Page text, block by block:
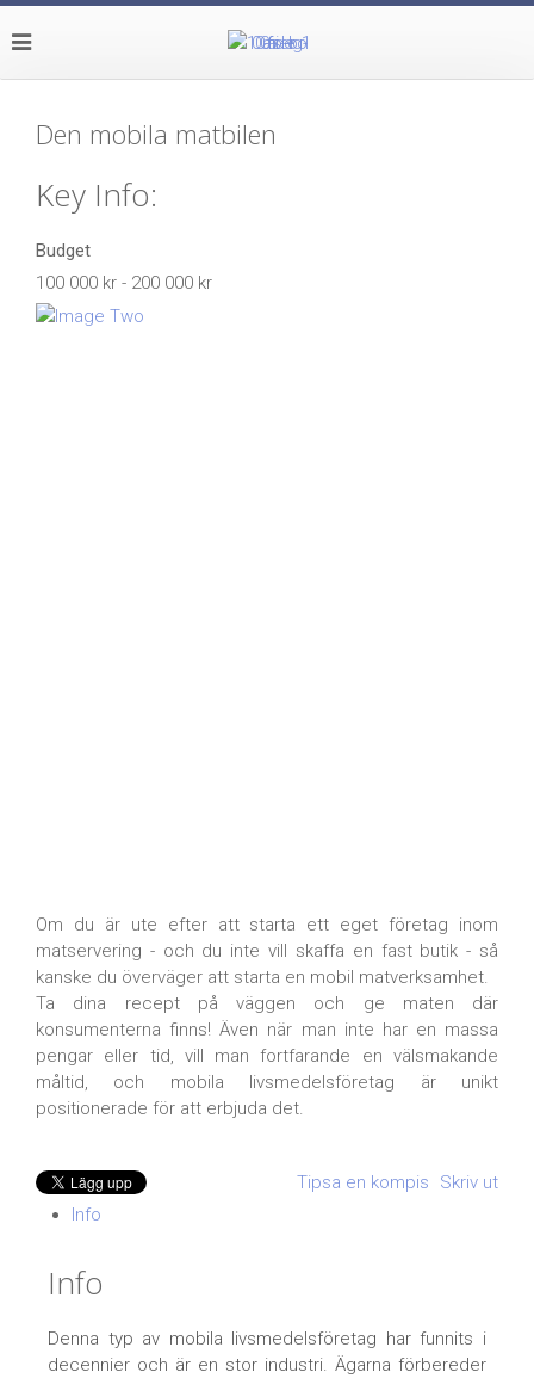
Den mobila matbilen
Key Info:
Budget
100 000 kr - 200 000 kr
Om du är ute efter att starta ett eget företag inom
matservering - och du inte vill skaffa en fast butik - så
kanske du överväger att starta en mobil matverksamhet.
Ta dina recept på väggen och ge maten där
konsumenterna finns! Även när man inte har en massa
pengar eller tid, vill man fortfarande en välsmakande
måltid, och mobila livsmedelsföretag är unikt
positionerade för att erbjuda det.
Tipsa en kompis
Skriv ut
Info
Info
Denna typ av mobila livsmedelsföretag har funnits i
decennier och är en stor industri. Ägarna förbereder